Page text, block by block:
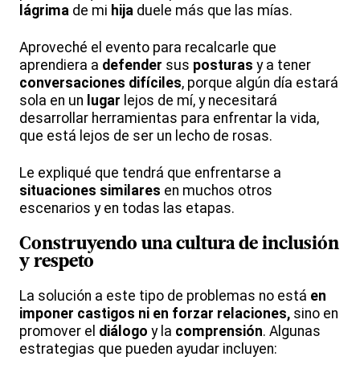
lágrima de mi hija duele más que las mías.
Aproveché el evento para recalcarle que
aprendiera a defender sus posturas y a tener
conversaciones difíciles, porque algún día estará
sola en un lugar lejos de mí, y necesitará
desarrollar herramientas para enfrentar la vida,
que está lejos de ser un lecho de rosas.
Le expliqué que tendrá que enfrentarse a
situaciones similares en muchos otros
escenarios y en todas las etapas.
Construyendo una cultura de inclusión
y respeto
La solución a este tipo de problemas no está en
imponer castigos ni en forzar relaciones, sino en
promover el diálogo y la comprensión. Algunas
estrategias que pueden ayudar incluyen: